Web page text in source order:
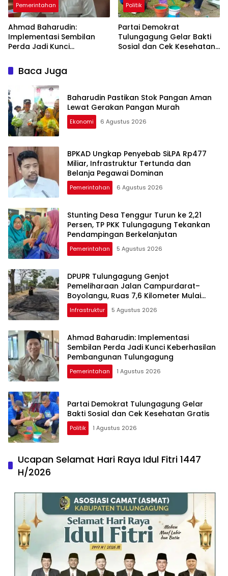
Pemerintahan
Ahmad Baharudin:
Implementasi Sembilan
Perda Jadi Kunci
Pembangunan
Tulungagung
Politik
Partai Demokrat
Tulungagung Gelar Bakti
Sosial dan Cek Kesehatan
Baca Juga
Baharudin Pastikan Stok Pangan Aman
Lewat Gerakan Pangan Murah
Ekonomi 6 Agustus 2026
BPKAD Ungkap Penyebab SiLPA Rp477
Miliar, Infrastruktur Tertunda dan
Belanja Pegawai Dominan
Pemerintahan 6 Agustus 2026
Stunting Desa Tenggur Turun ke 2,21
Persen, TP PKK Tulungagung Tekankan
Pendampingan Berkelanjutan
Pemerintahan 5 Agustus 2026
DPUPR Tulungagung Genjot
Pemeliharaan Jalan Campurdarat–
Boyolangu, Ruas 7,6 Kilometer Mulai
Diperbaiki
Infrastruktur 5 Agustus 2026
Ahmad Baharudin: Implementasi
Sembilan Perda Jadi Kunci Keberhasilan
Pembangunan Tulungagung
Pemerintahan 1 Agustus 2026
Partai Demokrat Tulungagung Gelar
Bakti Sosial dan Cek Kesehatan Gratis
Politik 1 Agustus 2026
Ucapan Selamat Hari Raya Idul Fitri 1447
H/2026